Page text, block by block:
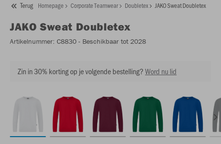
Terug Homepage Corporate Teamwear Doubletex JAKO Sweat Doubletex
JAKO Sweat Doubletex
Artikelnummer: C8830 - Beschikbaar tot 2028
Zin in 30% korting op je volgende bestelling?Word nu lid